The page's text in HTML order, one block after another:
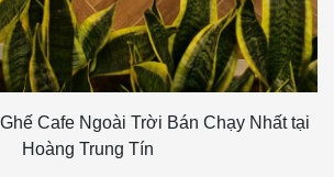
Cafe Ngoài Trời Bán Chạy Nhất tại
Hoàng Trung Tín